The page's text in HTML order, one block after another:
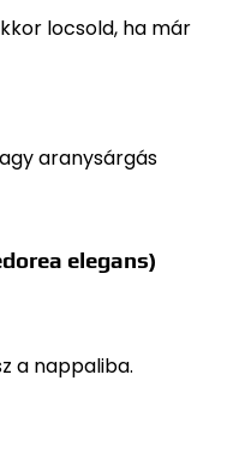
locsold, ha már
aranysárgás
elegans)
a nappaliba.